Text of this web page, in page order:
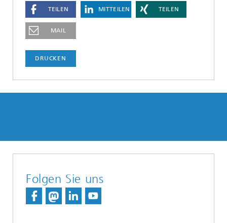
TEILEN MITTEILEN TEILEN
MAIL
DRUCKEN
Folgen Sie uns